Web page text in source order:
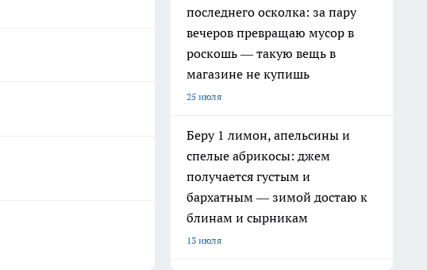
последнего осколка: за пару
вечеров превращаю мусор в
роскошь — такую вещь в
магазине не купишь
25 июля
Беру 1 лимон, апельсины и
спелые абрикосы: джем
получается густым и
бархатным — зимой достаю к
блинам и сырникам
13 июля